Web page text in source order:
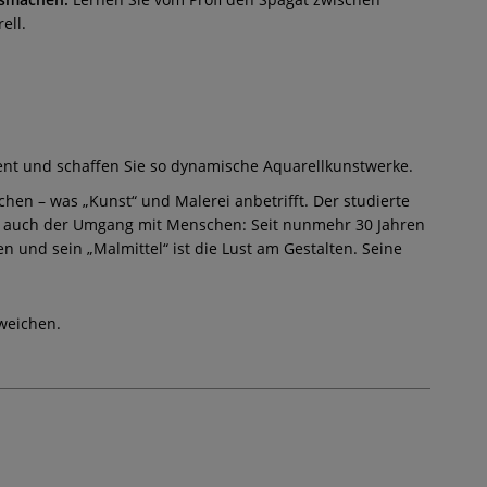
und schaffen Sie so dynamische Aquarellkunstwerke.
– was „Kunst“ und Malerei anbetrifft. Der studierte
der Umgang mit Menschen: Seit nunmehr 30 Jahren
und sein „Malmittel“ ist die Lust am Gestalten. Seine